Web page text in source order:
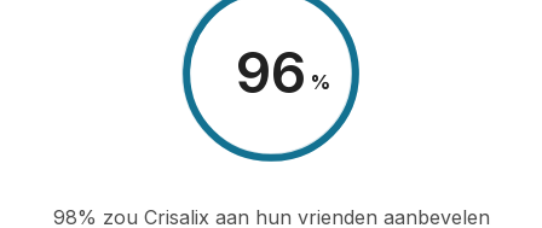
98 %
98% zou Crisalix aan hun vrienden aanbevelen